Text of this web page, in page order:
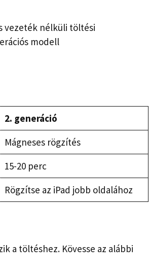
vezeték nélküli töltési
modell
2. generáció
Mágneses rögzítés
15-20 perc
Rögzítse az iPad jobb oldalához
a töltéshez. Kövesse az alábbi